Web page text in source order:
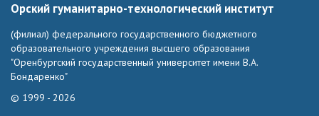
Орский гуманитарно-технологический институт
(филиал) федерального государственного бюджетного
образовательного учреждения высшего образования
"Оренбургский государственный университет имени В.А.
Бондаренко"
© 1999 - 2026